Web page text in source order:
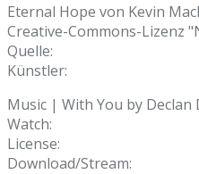
Eternal Hope von Kevin
Creative-Commons-Lizenz
Quelle:
Künstler:
Music | With You by Declan
Watch:
License:
Download/Stream: